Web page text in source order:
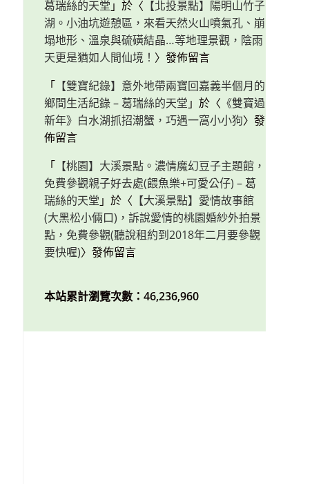
葛瑞絲的天堂 」於〈 【北投景點】陽明山竹子
湖。小油坑遊憩區，來看天然火山噴氣孔、崩
塌地形、溫泉與硫磺結晶…等地理景觀，陰雨
天更是猶如人間仙境！ 〉發佈留言
「 【雙寶紀錄】意外地帶兩寶回嘉義半個月的
鄉間生活紀錄 – 葛瑞絲的天堂 」於〈 《雙寶過
新年》白水湖抓招潮蟹，巧遇一窩小小狗〉發
佈留言
「 【桃園】大溪景點。濃情魔幻豆子主題館，
免費參觀親子好去處(餵魚樂+可愛公仔) – 葛
瑞絲的天堂 」於〈 【大溪景點】愛情故事館
(大黑松小倆口)，訴說愛情的桃園婚紗外拍景
點，免費參觀(聽說租約到2018年二月要參觀
要快喔)〉發佈留言
本站累計瀏覽次數：46,236,960